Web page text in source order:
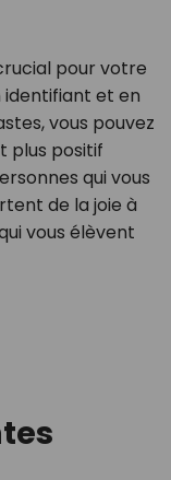
pour votre
et en
vous pouvez
plus positif
qui vous
de la joie à
vous élèvent